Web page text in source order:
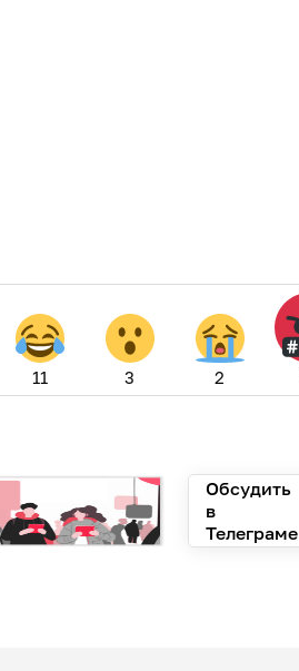
11 3 2
Обсудить
в
Телеграме